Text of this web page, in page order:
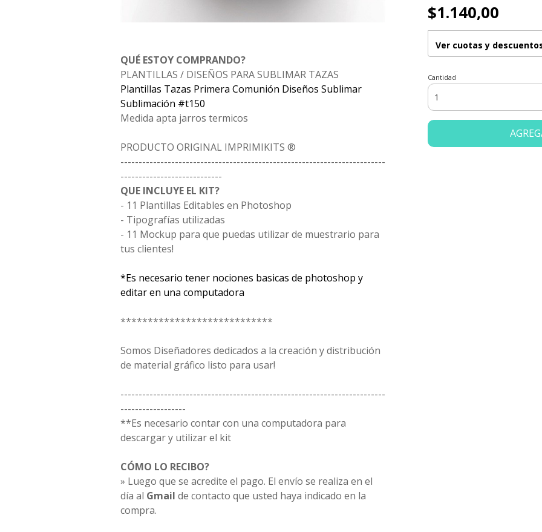
QUÉ ESTOY COMPRANDO?
PLANTILLAS / DISEÑOS PARA SUBLIMAR TAZAS
Plantillas Tazas Primera Comunión Diseños Sublimar
Sublimación #t150
Medida apta jarros termicos
PRODUCTO ORIGINAL IMPRIMIKITS ®
-------------------------------------------------------------------------
----------------------------
QUE INCLUYE EL KIT?
- 11 Plantillas Editables en Photoshop
- Tipografías utilizadas
- 11 Mockup para que puedas utilizar de muestrario para
tus clientes!
*Es necesario tener nociones basicas de photoshop y
editar en una computadora
****************************
Somos Diseñadores dedicados a la creación y distribución
de material gráfico listo para usar!
-------------------------------------------------------------------------
------------------
**Es necesario contar con una computadora para
descargar y utilizar el kit
CÓMO LO RECIBO?
» Luego que se acredite el pago. El envío se realiza en el
día al Gmail de contacto que usted haya indicado en la
compra.
$1.140,00
Ver cuotas y
Cantidad